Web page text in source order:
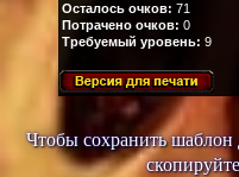
Осталось очков: 71
Потрачено очков: 0
Требуемый уровень: 9
Чтобы сохранить шаблон